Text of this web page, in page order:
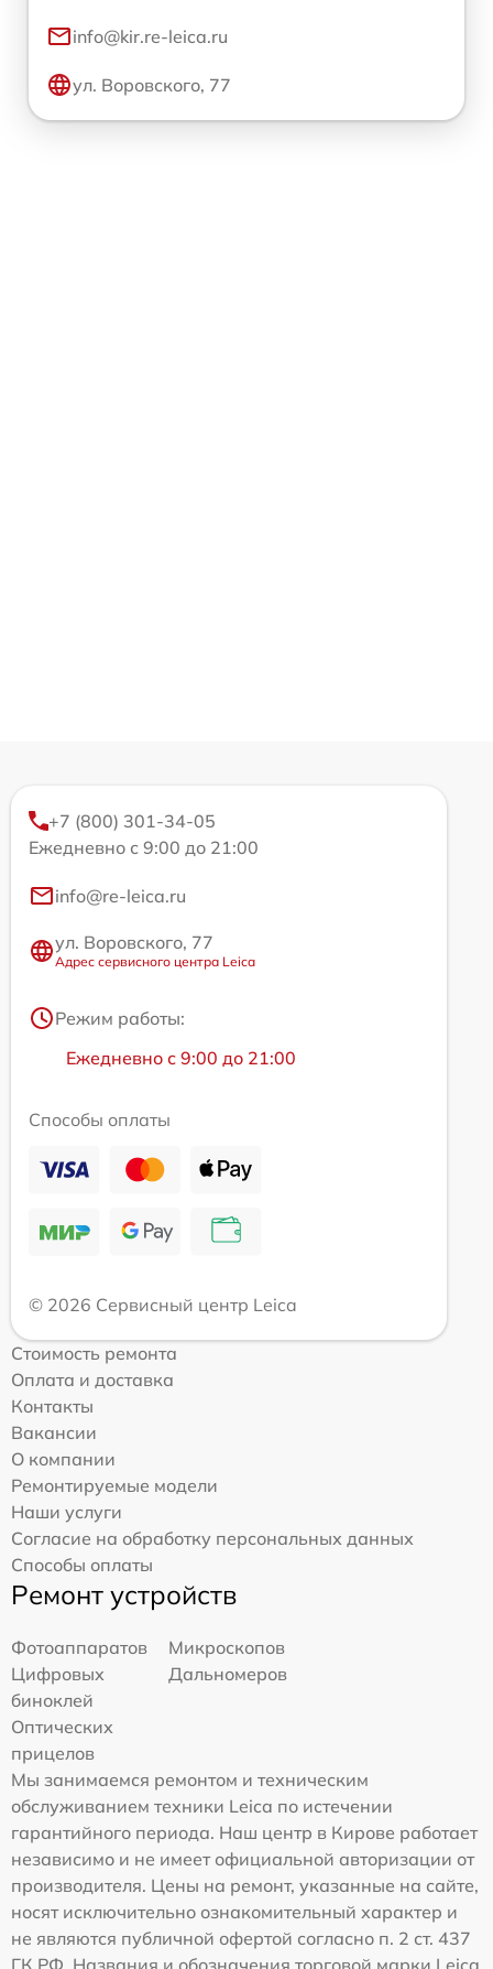
info@kir.re-leica.ru
ул. Воровского, 77
+7 (800) 301-34-05
Ежедневно с 9:00 до 21:00
info@re-leica.ru
ул. Воровского, 77
Адрес сервисного центра Leica
Режим работы:
Ежедневно с 9:00 до 21:00
Способы оплаты
© 2026 Сервисный центр Leica
Стоимость ремонта
Оплата и доставка
Контакты
Вакансии
О компании
Ремонтируемые модели
Наши услуги
Согласие на обработку персональных данных
Способы оплаты
Ремонт устройств
Фотоаппаратов
Микроскопов
Цифровых
биноклей
Дальномеров
Оптических
прицелов
Мы занимаемся ремонтом и техническим
обслуживанием техники Leica по истечении
гарантийного периода. Наш центр в Кирове работает
независимо и не имеет официальной авторизации от
производителя. Цены на ремонт, указанные на сайте,
носят исключительно ознакомительный характер и
не являются публичной офертой согласно п. 2 ст. 437
ГК РФ. Названия и обозначения торговой марки Leica